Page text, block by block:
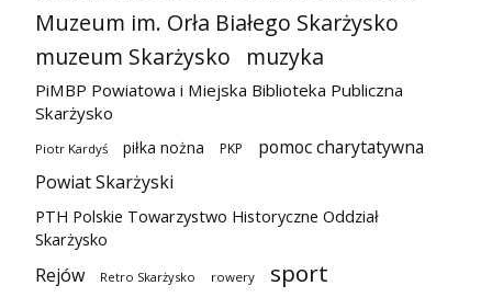
Muzeum im. Orła Białego Skarżysko
muzeum Skarżysko
muzyka
PiMBP Powiatowa i Miejska Biblioteka Publiczna
Skarżysko
Piotr Kardyś piłka nożna PKP
pomoc charytatywna
Powiat Skarżyski
PTH Polskie Towarzystwo Historyczne Oddział
Skarżysko
Rejów Retro Skarżysko rowery sport